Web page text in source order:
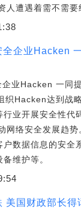
人遭遇着需不需要
企业Hacken
业Hacken 一同
织Hacken达到战
行业开展安全性代
网络安全发展趋
户数据信息的安全
维护等。
美国财政部长